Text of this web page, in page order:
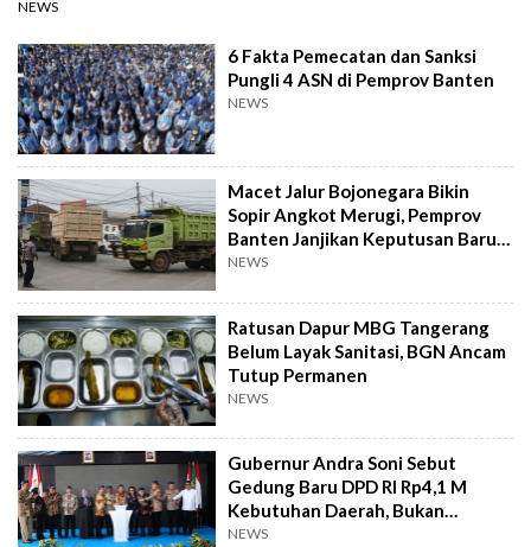
NEWS
6 Fakta Pemecatan dan Sanksi
Pungli 4 ASN di Pemprov Banten
NEWS
Macet Jalur Bojonegara Bikin
Sopir Angkot Merugi, Pemprov
Banten Janjikan Keputusan Baru 4
Hari Lagi
NEWS
Ratusan Dapur MBG Tangerang
Belum Layak Sanitasi, BGN Ancam
Tutup Permanen
NEWS
Gubernur Andra Soni Sebut
Gedung Baru DPD RI Rp4,1 M
Kebutuhan Daerah, Bukan
Senator
NEWS